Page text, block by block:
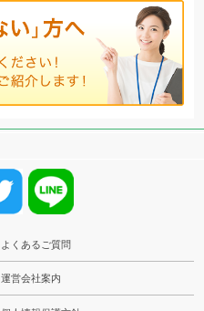
よくあるご質問
運営会社案内